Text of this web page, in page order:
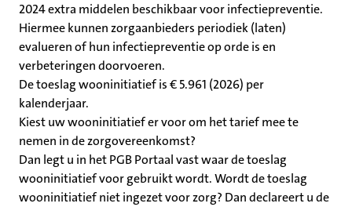
2024 extra middelen beschikbaar voor infectiepreventie.
Hiermee kunnen zorgaanbieders periodiek (laten)
evalueren of hun infectiepreventie op orde is en
verbeteringen doorvoeren.
De toeslag wooninitiatief is € 5.961 (2026) per
kalenderjaar.
Kiest uw wooninitiatief er voor om het tarief mee te
nemen in de zorgovereenkomst?
Dan legt u in het PGB Portaal vast waar de toeslag
wooninitiatief voor gebruikt wordt. Wordt de toeslag
wooninitiatief niet ingezet voor zorg? Dan declareert u de